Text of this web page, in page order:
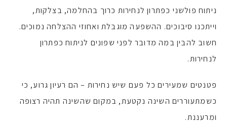
ניתוח פולשני כפתרון לנחירות כרוך בהחלמה, בצלקות,
וייתכנו סיבוכים. ההשפעה מוגבלת ואחוזי ההצלחה נמוכים.
חשוב להבין במה מדובר לפני שפונים לניתוח כפתרון
לנחירות.
פטנטים שמעירים כל פעם שיש נחירות – הם רעיון גרוע, כי
כשמתעוררים השינה נקטעת, במקום שהשינה תהיה רצופה
ומרעננת.